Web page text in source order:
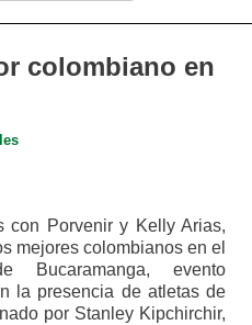
colombiano en
con Porvenir y Kelly Arias,
mejores colombianos en el
Bucaramanga, evento
la presencia de atletas de
por Stanley Kipchirchir,